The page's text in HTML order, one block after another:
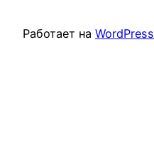
Работает на WordPress